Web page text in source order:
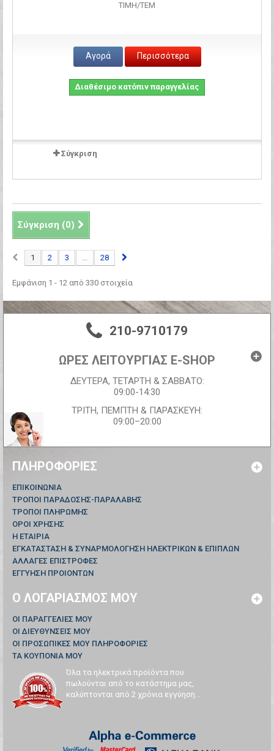
ΤΙΜH/ΤΕΜ
Αγορά Περισσότερα
Διαθέσιμο κατόπιν παραγγελίας
Σύγκριση
Σύγκριση (0)
1 2 3 ... 28
Εμφάνιση 1 - 12 από 330 στοιχεία
210-9710179
ΩΡΕΣ ΛΕΙΤΟΥΡΓΙΑΣ E-SHOP
ΔΕΥΤΕΡΑ, ΤΕΤΑΡΤΗ & ΣΑΒΒΑΤΟ:
09:00-14:30
ΤΡΙΤΗ, ΠΕΜΠΤΗ & ΠΑΡΑΣΚΕΥΗ:
09:00–20:00
ΠΛΗΡΟΦΟΡΊΕΣ
ΕΠΙΚΟΙΝΩΝΊΑ
ΤΡΟΠΟΙ ΠΑΡΑΔΟΣΗΣ-ΠΑΡΑΛΑΒΗΣ
ΤΡΟΠΟΙ ΠΛΗΡΩΜΗΣ
ΟΡΟΙ ΧΡΗΣΗΣ
Η ΕΤΑΙΡΙΑ
ΕΓΚΑΤΑΣΤΑΣΗ & ΣΥΝΑΡΜΟΛΟΓΗΣΗ ΗΛΕΚΤΡΙΚΩΝ & ΕΠΙΠΛΩΝ
ΑΛΛΑΓΕΣ ΕΠΙΣΤΡΟΦΕΣ
ΕΓΓΥΗΣΗ ΠΡΟΙΟΝΤΩΝ
Ο ΛΟΓΑΡΙΑΣΜΌΣ ΜΟΥ
ΟΙ ΠΑΡΑΓΓΕΛΊΕΣ ΜΟΥ
ΟΙ ΔΙΕΥΘΎΝΣΕΙΣ ΜΟΥ
ΟΙ ΠΡΟΣΩΠΙΚΈΣ ΜΟΥ ΠΛΗΡΟΦΟΡΊΕΣ
ΤΑ ΚΟΥΠΌΝΙΑ ΜΟΥ
Όλα τα ηλεκτρικά προϊόντα που
πωλούνται από το κατάστημα μας,
καλύπτονται από 2 χρόνια εγγύηση...